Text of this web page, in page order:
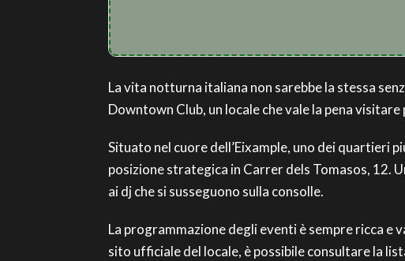
La vita notturna italiana non sarebbe la stessa
Downtown Club, un locale che vale la pena visitare
Situato nel cuore dell’Eixample, uno dei quartieri
posizione strategica in Carrer dels Tomasos, 12.
ai dj che si susseguono sulla consolle.
La programmazione degli eventi è sempre ricca e
sito ufficiale del locale, è possibile consultare la